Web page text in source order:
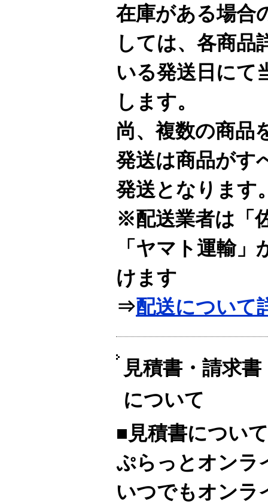
在庫がある場合
しては、各商品
いる発送日にて
します。
尚、複数の商品
発送は商品がす
発送となります
※配送業者は「
「ヤマト運輸
けます
⇒配送について
見積書・請求
について
■見積書について
ぷらっとオンラ
いつでもオンラ